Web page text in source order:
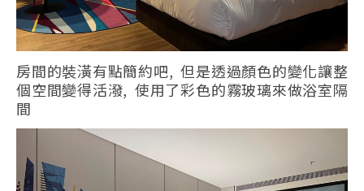
房間的裝潢有點簡約吧, 但是透過顏色的變化讓整
個空間變得活潑, 使用了彩色的霧玻璃來做浴室隔
間